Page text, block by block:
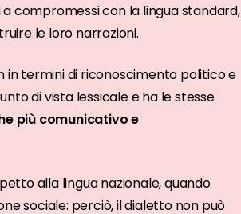
compromessi con la lingua standard,
le loro narrazioni.
in termini di riconoscimento politico e
di vista lessicale e ha le stesse
più comunicativo e
alla lingua nazionale, quando
sociale: perciò, il dialetto non può